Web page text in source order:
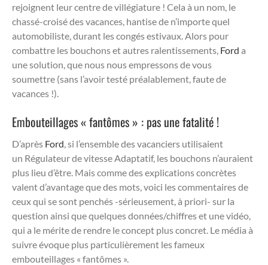
rejoignent leur centre de villégiature ! Cela à un nom, le
chassé-croisé des vacances, hantise de n’importe quel
automobiliste, durant les congés estivaux.Alors pour
combattre les bouchons et autres ralentissements, Ford a
une solution, que nous nous empressons de vous
soumettre (sans l’avoir testé préalablement, faute de
vacances !).
Embouteillages « fantômes » : pas une fatalité !
D’après Ford, si l’ensemble des vacanciers utilisaient
un Régulateur de vitesse Adaptatif, les bouchons n’auraient
plus lieu d’être. Mais comme des explications concrètes
valent d’avantage que des mots, voici les commentaires de
ceux qui se sont penchés -sérieusement, à priori- sur la
question ainsi que quelques données/chiffres et une vidéo,
qui a le mérite de rendre le concept plus concret. Le média à
suivre évoque plus particulièrement les fameux
embouteillages « fantômes ».